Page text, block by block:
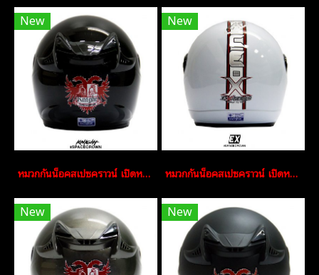
New
หมวกกันน็อคสเปซคราวน์ เปิดหน้า Knight สีดำ
New
หมวกกันน็อคสเปซคราวน์ เปิดหน้า EX สีขาว
New New